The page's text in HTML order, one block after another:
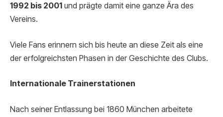
1992 bis 2001 und prägte damit eine ganze Ära des
Vereins.
Viele Fans erinnern sich bis heute an diese Zeit als eine
der erfolgreichsten Phasen in der Geschichte des Clubs.
Internationale Trainerstationen
Nach seiner Entlassung bei 1860 München arbeitete